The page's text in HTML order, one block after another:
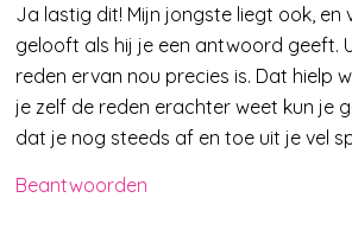
Ja lastig dit! Mijn jongste liegt ook,
gelooft als hij je een antwoord geeft.
reden ervan nou precies is. Dat hielp
je zelf de reden erachter weet kun je
dat je nog steeds af en toe uit je vel
Beantwoorden